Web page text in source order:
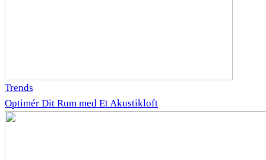
Trends
Optimér Dit Rum med Et Akustikloft